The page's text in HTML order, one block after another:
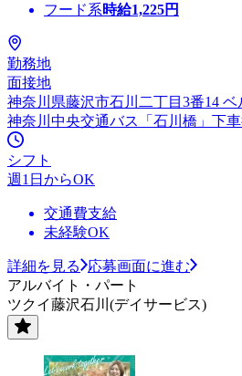
フード系時給1,225円
勤務地
面接地
神奈川県藤沢市石川二丁目3番14 ベ
神奈川中央交通バス「石川橋」下
シフト
週1日からOK
交通費支給
未経験OK
詳細を見る
応募画面に進む
アルバイト・パート
ツクイ藤沢石川(デイサービス)